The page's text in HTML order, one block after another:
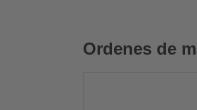
Ordenes de